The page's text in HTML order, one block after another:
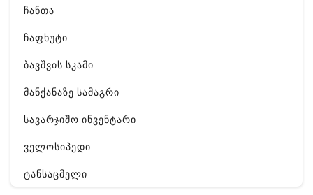
ჩანთა
ჩაფხუტი
ბავშვის სკამი
მანქანაზე სამაგრი
სავარჯიშო ინვენტარი
ველოსიპედი
ტანსაცმელი